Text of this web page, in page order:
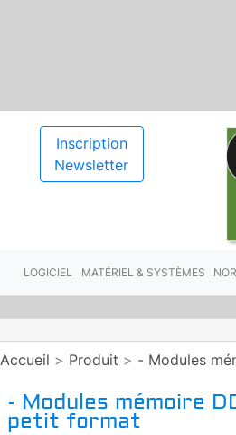
Inscription
Newsletter
LOGICIEL MATÉRIEL & SYSTÈMES
Accueil > Produit > - Modules
- Modules mémoire
petit format